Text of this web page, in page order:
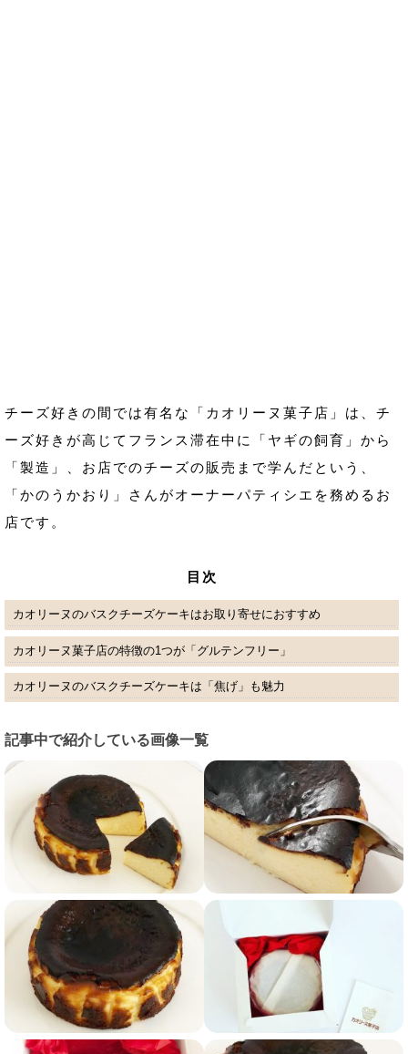
チーズ好きの間では有名な「カオリーヌ菓子店」は、チ
ーズ好きが高じてフランス滞在中に「ヤギの飼育」から
「製造」、お店でのチーズの販売まで学んだという、
「かのうかおり」さんがオーナーパティシエを務めるお
店です。
目次
カオリーヌのバスクチーズケーキはお取り寄せにおすすめ
カオリーヌ菓子店の特徴の1つが「グルテンフリー」
カオリーヌのバスクチーズケーキは「焦げ」も魅力
記事中で紹介している画像一覧